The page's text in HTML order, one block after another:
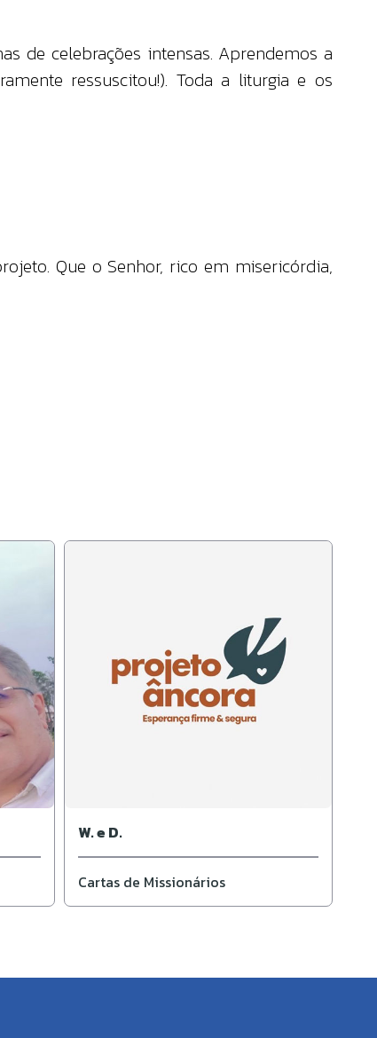
de celebrações intensas. Aprendemos a
ressuscitou!). Toda a liturgia e os
Que o Senhor, rico em misericórdia,
W. e D.
Cartas de Missionários